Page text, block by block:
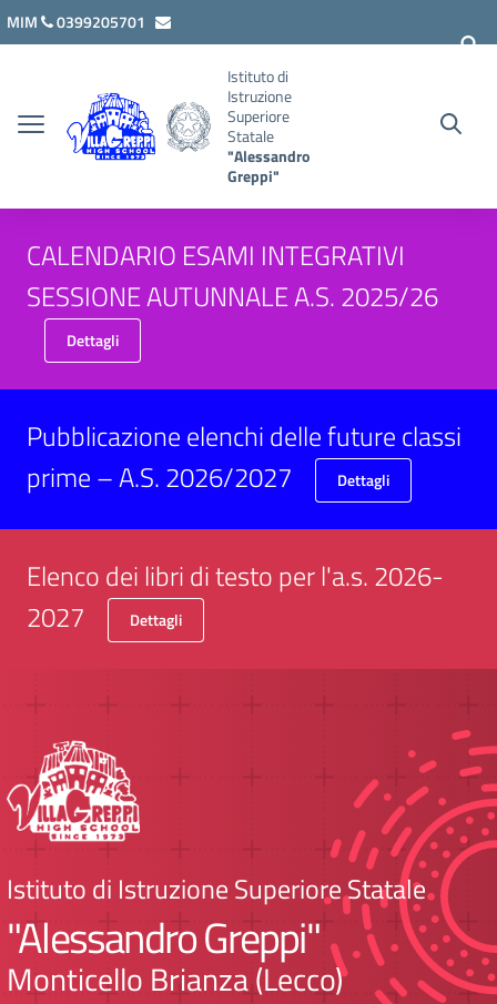
Vai ai contenuti
Vai al menu di navigazione
Vai al footer
MIM
0399205701
Istituto di
Istruzione
Superiore
Statale
"Alessandro
Greppi"
CALENDARIO ESAMI INTEGRATIVI
SESSIONE AUTUNNALE A.S. 2025/26
Dettagli
Pubblicazione elenchi delle future classi
prime – A.S. 2026/2027
Dettagli
Elenco dei libri di testo per l'a.s. 2026-
2027
Dettagli
Istituto di Istruzione Superiore Statale
"Alessandro Greppi"
Monticello Brianza (Lecco)